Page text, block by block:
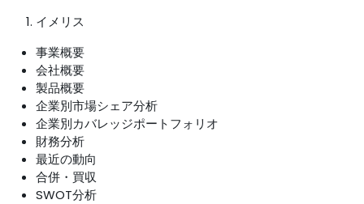
イメリス
事業概要
会社概要
製品概要
企業別市場シェア分析
企業別カバレッジポートフォリオ
財務分析
最近の動向
合併・買収
SWOT分析